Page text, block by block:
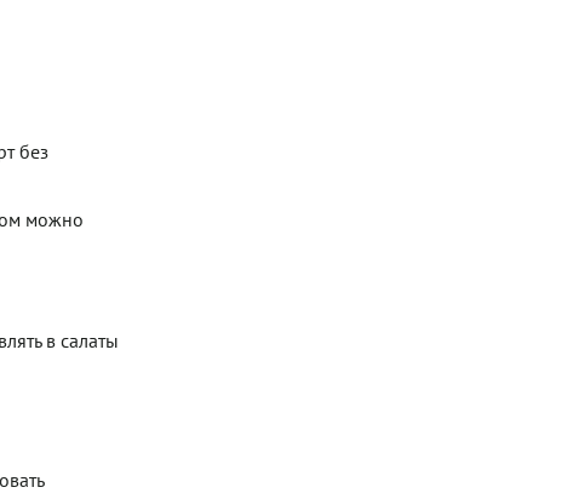
без
можно
в салаты